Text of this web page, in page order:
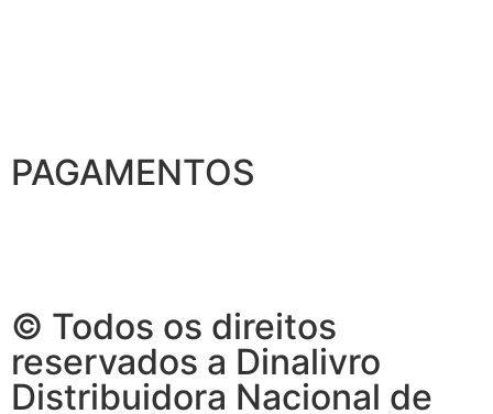
PAGAMENTOS
© Todos os direitos
reservados a Dinalivro
Distribuidora Nacional de